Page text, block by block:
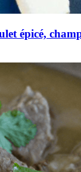
épicé,